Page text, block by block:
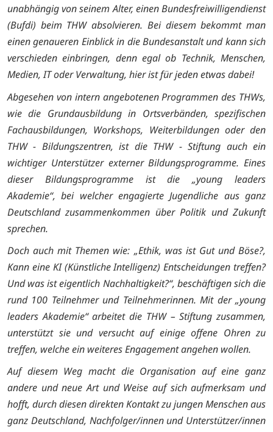
unabhängig von seinem Alter, einen Bundesfreiwilligendienst
(Bufdi) beim THW absolvieren. Bei diesem bekommt man
einen genaueren Einblick in die Bundesanstalt und kann sich
verschieden einbringen, denn egal ob Technik, Menschen,
Medien, IT oder Verwaltung, hier ist für jeden etwas dabei!
Abgesehen von intern angebotenen Programmen des THWs,
wie die Grundausbildung in Ortsverbänden, spezifischen
Fachausbildungen, Workshops, Weiterbildungen oder den
THW - Bildungszentren, ist die THW - Stiftung auch ein
wichtiger Unterstützer externer Bildungsprogramme. Eines
dieser Bildungsprogramme ist die „young leaders
Akademie“, bei welcher engagierte Jugendliche aus ganz
Deutschland zusammenkommen über Politik und Zukunft
sprechen.
Doch auch mit Themen wie: „Ethik, was ist Gut und Böse?,
Kann eine KI (Künstliche Intelligenz) Entscheidungen treffen?
Und was ist eigentlich Nachhaltigkeit?“, beschäftigen sich die
rund 100 Teilnehmer und Teilnehmerinnen. Mit der „young
leaders Akademie“ arbeitet die THW – Stiftung zusammen,
unterstützt sie und versucht auf einige offene Ohren zu
treffen, welche ein weiteres Engagement angehen wollen.
Auf diesem Weg macht die Organisation auf eine ganz
andere und neue Art und Weise auf sich aufmerksam und
hofft, durch diesen direkten Kontakt zu jungen Menschen aus
ganz Deutschland, Nachfolger/innen und Unterstützer/innen